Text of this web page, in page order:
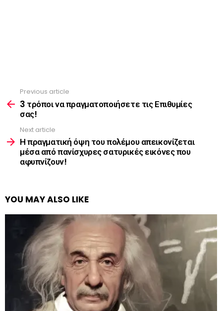
more
Previous article
3 τρόποι να πραγματοποιήσετε τις Επιθυμίες
σας!
Next article
Η πραγματική όψη του πολέμου απεικονίζεται
μέσα από πανίσχυρες σατυρικές εικόνες που
αφυπνίζουν!
YOU MAY ALSO LIKE